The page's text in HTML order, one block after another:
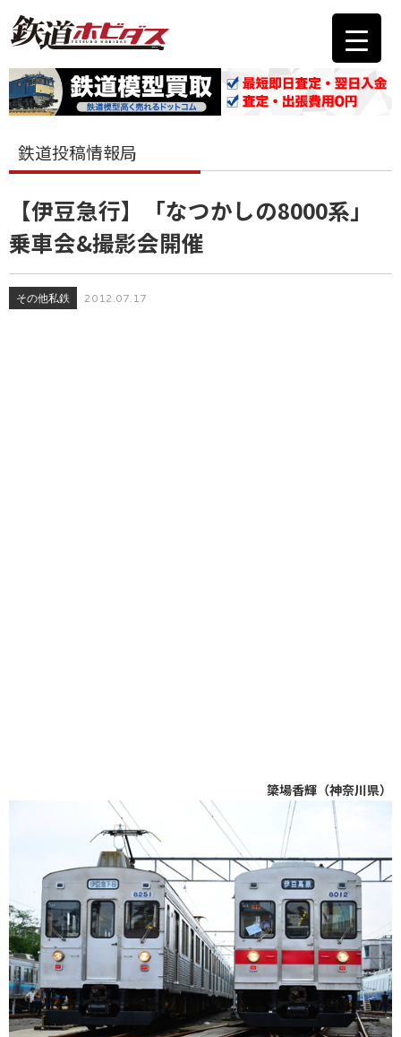
鉄道投稿情報局
【伊豆急行】「なつかしの8000系」
乗車会&撮影会開催
その他私鉄 2012.07.17
簗場香輝（神奈川県）